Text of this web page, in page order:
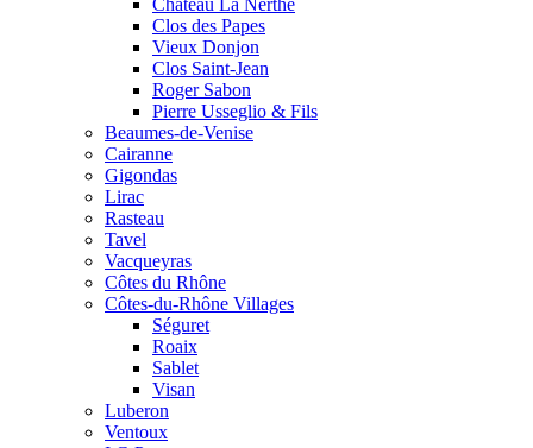
Château La Nerthe
Clos des Papes
Vieux Donjon
Clos Saint-Jean
Roger Sabon
Pierre Usseglio & Fils
Beaumes-de-Venise
Cairanne
Gigondas
Lirac
Rasteau
Tavel
Vacqueyras
Côtes du Rhône
Côtes-du-Rhône Villages
Séguret
Roaix
Sablet
Visan
Luberon
Ventoux